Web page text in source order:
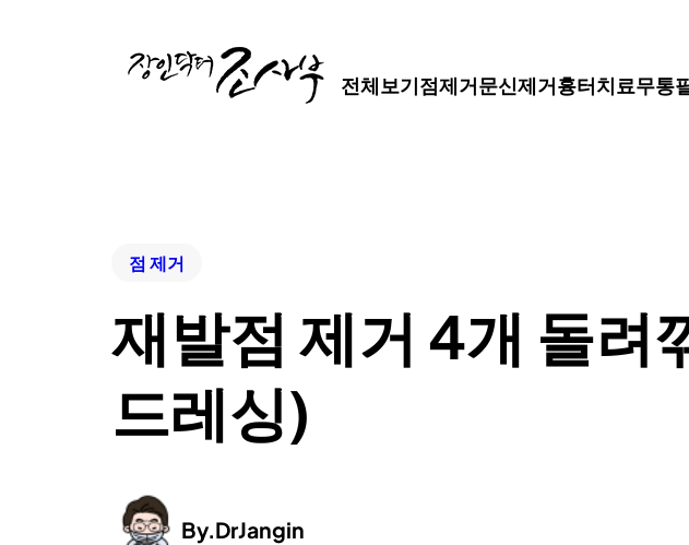
전체보기점제거문신제거흉터치료무통
점 제거
재발점 제거 4개 돌
드레싱)
By.DrJangin